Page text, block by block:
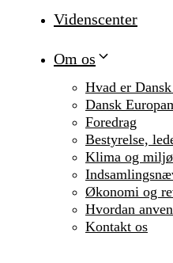
Videnscenter
Om os
Hvad er
Dansk
Foredrag
Bestyrelse,
Klima og miljø
Økonomi og
Hvordan
Kontakt os